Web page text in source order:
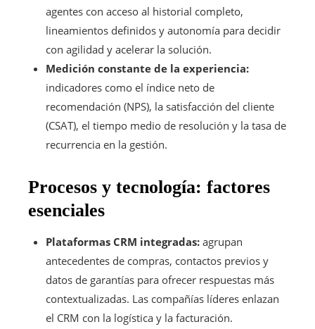
agentes con acceso al historial completo,
lineamientos definidos y autonomía para decidir
con agilidad y acelerar la solución.
Medición constante de la experiencia:
indicadores como el índice neto de
recomendación (NPS), la satisfacción del cliente
(CSAT), el tiempo medio de resolución y la tasa de
recurrencia en la gestión.
Procesos y tecnología: factores
esenciales
Plataformas CRM integradas: agrupan
antecedentes de compras, contactos previos y
datos de garantías para ofrecer respuestas más
contextualizadas. Las compañías líderes enlazan
el CRM con la logística y la facturación.